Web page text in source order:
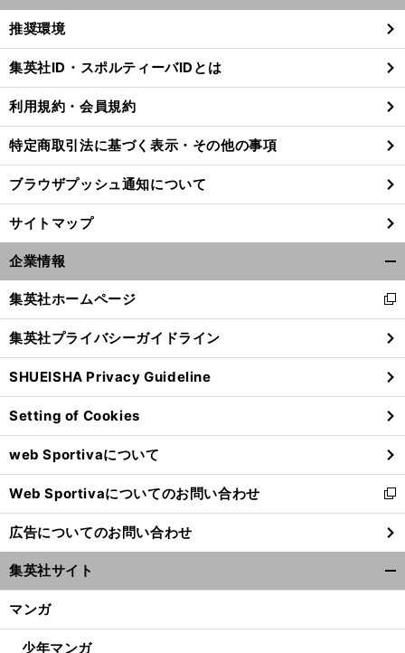
閉
る
推奨環境
集英社ID・スポルティーバIDとは
利用規約・会員規約
特定商取引法に基づく表示・その他の事項
ブラウザプッシュ通知について
サイトマップ
企業情報
閉
る
集英社ホームページ
新
し
い
ウ
ィ
ン
ド
ウ
で
開
く
集英社プライバシーガイドライン
SHUEISHA Privacy Guideline
Setting of Cookies
web Sportivaについて
Web Sportivaについてのお問い合わせ
新
し
い
ウ
ィ
ン
ウ
広告についてのお問い合わせ
集英社サイト
マンガ
少年マンガ